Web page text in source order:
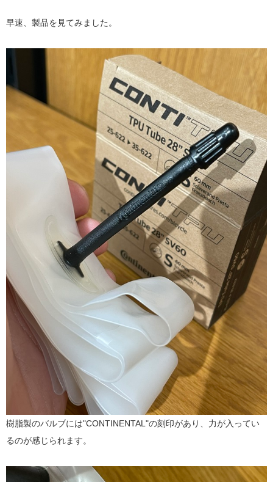
早速、製品を見てみました。
樹脂製のバルブには"CONTINENTAL"の刻印があり、力が入ってい
るのが感じられます。